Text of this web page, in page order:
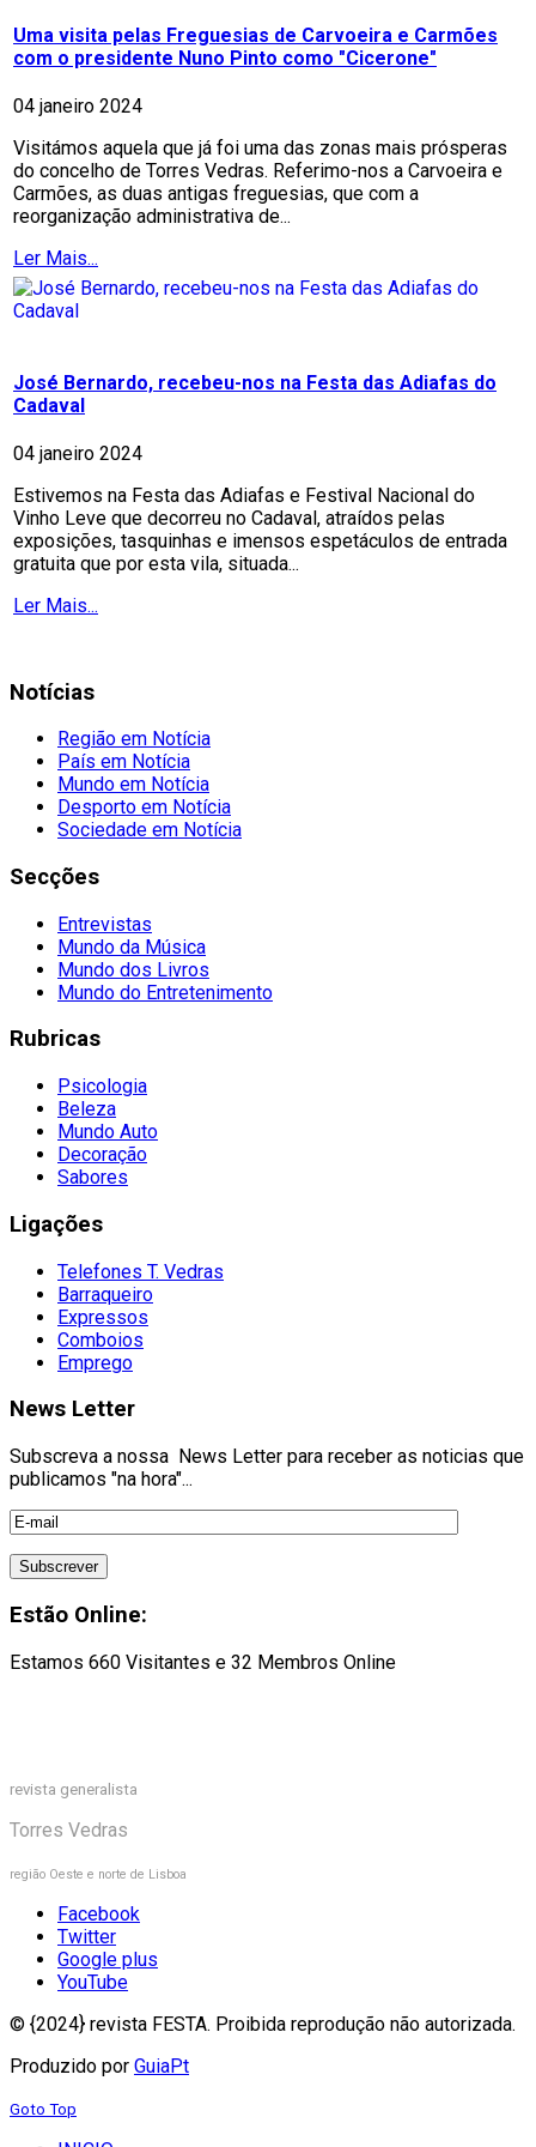
Uma visita pelas Freguesias de Carvoeira e Carmões
com o presidente Nuno Pinto como "Cicerone"
04 janeiro 2024
Visitámos aquela que já foi uma das zonas mais prósperas
do concelho de Torres Vedras. Referimo-nos a Carvoeira e
Carmões, as duas antigas freguesias, que com a
reorganização administrativa de...
Ler Mais...
José Bernardo, recebeu-nos na Festa das Adiafas do
Cadaval
04 janeiro 2024
Estivemos na Festa das Adiafas e Festival Nacional do
Vinho Leve que decorreu no Cadaval, atraídos pelas
exposições, tasquinhas e imensos espetáculos de entrada
gratuita que por esta vila, situada...
Ler Mais...
Notícias
Região em Notícia
País em Notícia
Mundo em Notícia
Desporto em Notícia
Sociedade em Notícia
Secções
Entrevistas
Mundo da Música
Mundo dos Livros
Mundo do Entretenimento
Rubricas
Psicologia
Beleza
Mundo Auto
Decoração
Sabores
Ligações
Telefones T. Vedras
Barraqueiro
Expressos
Comboios
Emprego
News Letter
Subscreva a nossa News Letter para receber as noticias que
publicamos "na hora"...
Estão Online:
Estamos 660 Visitantes e 32 Membros Online
revista generalista
Torres Vedras
região Oeste e norte de Lisboa
Facebook
Twitter
Google plus
YouTube
© {2024} revista FESTA. Proibida reprodução não autorizada.
Produzido por GuiaPt
Goto Top